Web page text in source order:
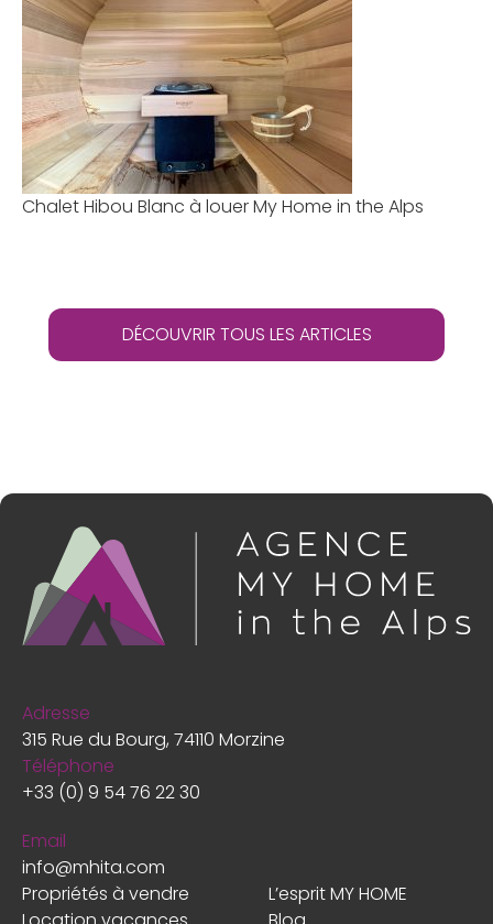
Chalet Hibou Blanc à louer My Home in the Alps
DÉCOUVRIR TOUS LES ARTICLES
Propriétés à vendre
L’esprit MY HOME
Adresse
315 Rue du Bourg, 74110 Morzine
Téléphone
+33 (0) 9 54 76 22 30
Email
info@mhita.com